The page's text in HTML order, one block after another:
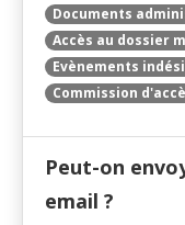
Documents
Accès au dossier
Evènements
Commission
Peut-on
email ?